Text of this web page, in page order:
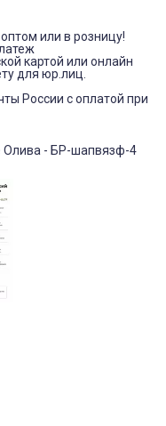
или в розницу!
картой или онлайн
для юр.лиц.
России с оплатой при
Олива - БР-шапвязф-4